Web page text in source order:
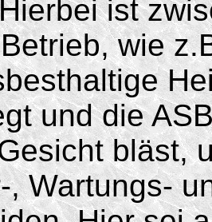
ist
wie
und die
bläst,
, Wartungs-